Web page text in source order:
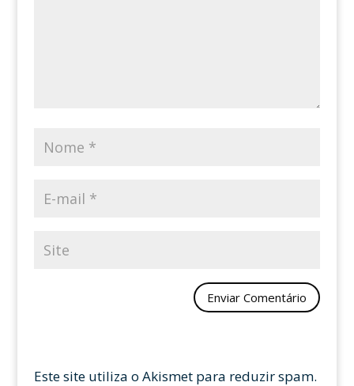
Este site utiliza o Akismet para reduzir spam.